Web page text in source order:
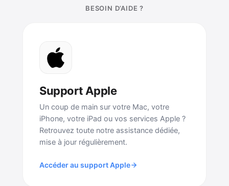
BESOIN D’AIDE ?
Support Apple
Un coup de main sur votre Mac, votre
iPhone, votre iPad ou vos services Apple ?
Retrouvez toute notre assistance dédiée,
mise à jour régulièrement.
Accéder au support Apple